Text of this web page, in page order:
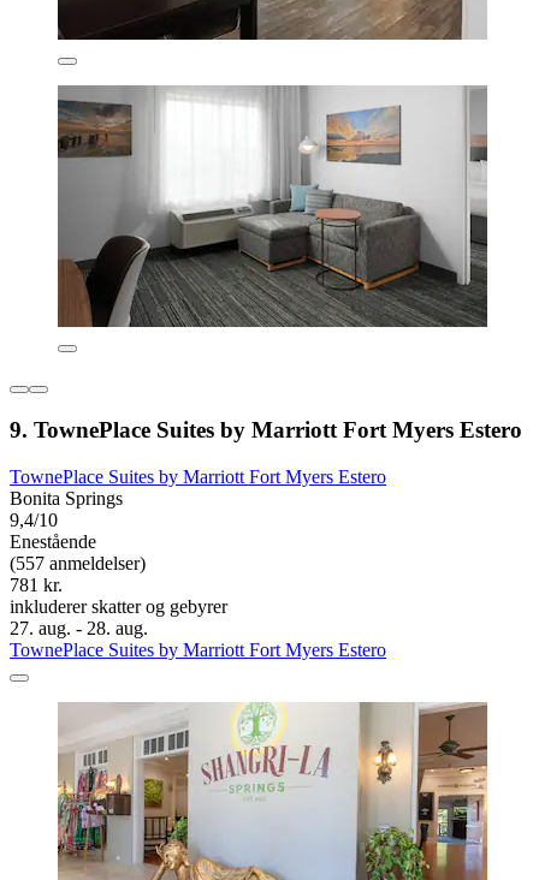
9. TownePlace Suites by Marriott Fort Myers Estero
TownePlace Suites by Marriott Fort Myers Estero
Bonita Springs
9,4/10
Enestående
(557 anmeldelser)
781 kr.
inkluderer skatter og gebyrer
27. aug. - 28. aug.
TownePlace Suites by Marriott Fort Myers Estero